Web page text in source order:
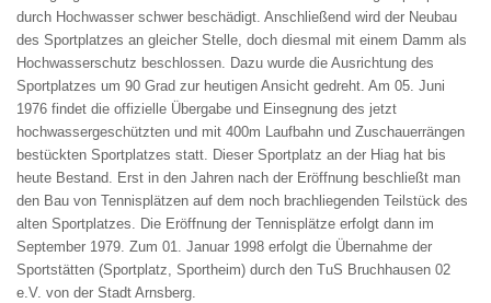
durch Hochwasser schwer beschädigt. Anschließend wird der Neubau
des Sportplatzes an gleicher Stelle, doch diesmal mit einem Damm als
Hochwasserschutz beschlossen. Dazu wurde die Ausrichtung des
Sportplatzes um 90 Grad zur heutigen Ansicht gedreht. Am 05. Juni
1976 findet die offizielle Übergabe und Einsegnung des jetzt
hochwassergeschützten und mit 400m Laufbahn und Zuschauerrängen
bestückten Sportplatzes statt. Dieser Sportplatz an der Hiag hat bis
heute Bestand. Erst in den Jahren nach der Eröffnung beschließt man
den Bau von Tennisplätzen auf dem noch brachliegenden Teilstück des
alten Sportplatzes. Die Eröffnung der Tennisplätze erfolgt dann im
September 1979. Zum 01. Januar 1998 erfolgt die Übernahme der
Sportstätten (Sportplatz, Sportheim) durch den TuS Bruchhausen 02
e.V. von der Stadt Arnsberg.